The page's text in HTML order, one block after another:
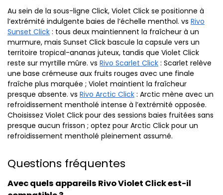
Au sein de la sous-ligne Click, Violet Click se positionne à
l’extrémité indulgente baies de l’échelle menthol. vs Rivo
Sunset Click : tous deux maintiennent la fraîcheur à un
murmure, mais Sunset Click bascule la capsule vers un
territoire tropical-ananas juteux, tandis que Violet Click
reste sur myrtille mûre. vs Rivo Scarlet Click : Scarlet relève
une base crémeuse aux fruits rouges avec une finale
fraîche plus marquée ; Violet maintient la fraîcheur
presque absente. vs Rivo Arctic Click : Arctic mène avec un
refroidissement mentholé intense à l’extrémité opposée.
Choisissez Violet Click pour des sessions baies fruitées sans
presque aucun frisson ; optez pour Arctic Click pour un
refroidissement mentholé pleinement assumé.
Questions fréquentes
Avec quels appareils Rivo Violet Click est-il